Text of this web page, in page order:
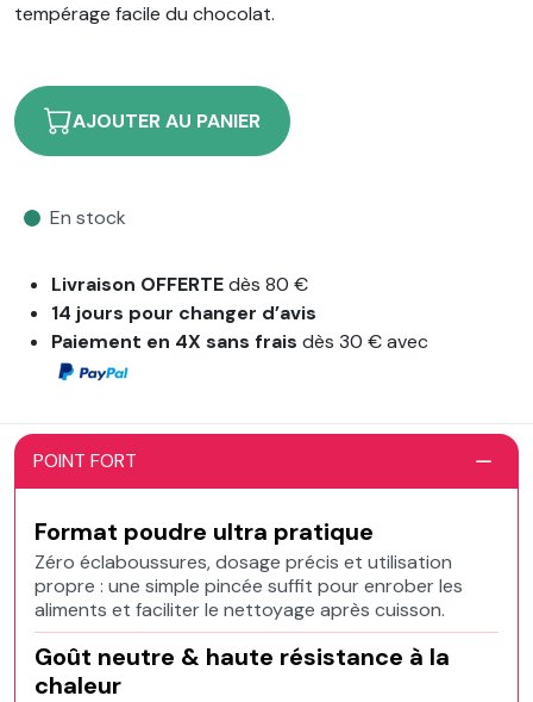
tempérage facile du chocolat.
AJOUTER AU PANIER
En stock
Livraison OFFERTEdès 80 €
14 jours pour changer d’avis
Paiement en 4X sans fraisdès 30 € avec
POINT FORT
Format poudre ultra pratique
Zéro éclaboussures, dosage précis et utilisation
propre : une simple pincée suffit pour enrober les
aliments et faciliter le nettoyage après cuisson.
Goût neutre & haute résistance à la
chaleur